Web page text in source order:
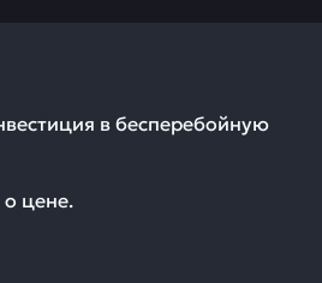
в бесперебойную
цене.